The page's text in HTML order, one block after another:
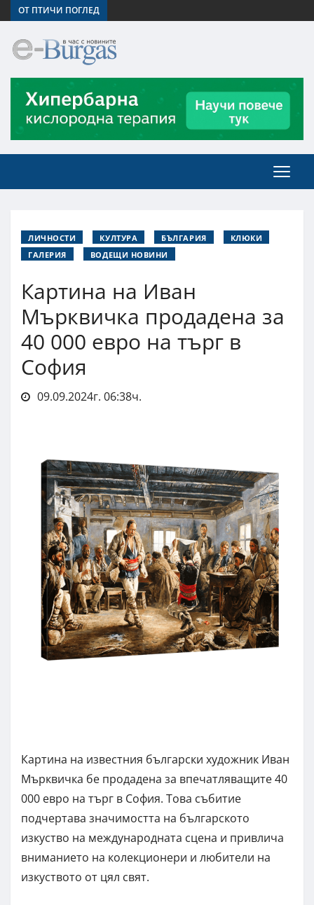
ОТ ПТИЧИ ПОГЛЕД
ЛИЧНОСТИ КУЛТУРА БЪЛГАРИЯ
КЛЮКИ
ГАЛЕРИЯ
ВОДЕЩИ НОВИНИ
Картина на Иван
Мърквичка продадена за
40 000 евро на търг в
София
09.09.2024г. 06:38ч.
Картина на известния български художник Иван
Мърквичка бе продадена за впечатляващите 40
000 евро на търг в София. Това събитие
подчертава значимостта на българското
изкуство на международната сцена и привлича
вниманието на колекционери и любители на
изкуството от цял свят.